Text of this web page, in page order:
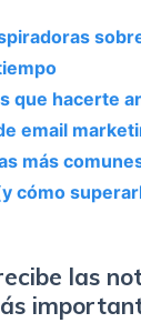
que hacerte
email
más
cómo